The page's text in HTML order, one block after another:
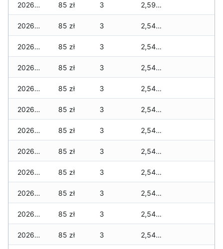
2026-06-30 85 zł 3 2,590 zł
2026-06-28 85 zł 3 2,545 zł
2026-06-27 85 zł 3 2,545 zł
2026-06-26 85 zł 3 2,545 zł
2026-06-25 85 zł 3 2,545 zł
2026-06-24 85 zł 3 2,545 zł
2026-06-23 85 zł 3 2,545 zł
2026-06-22 85 zł 3 2,545 zł
2026-06-21 85 zł 3 2,545 zł
2026-06-20 85 zł 3 2,545 zł
2026-06-19 85 zł 3 2,545 zł
2026-06-18 85 zł 3 2,545 zł